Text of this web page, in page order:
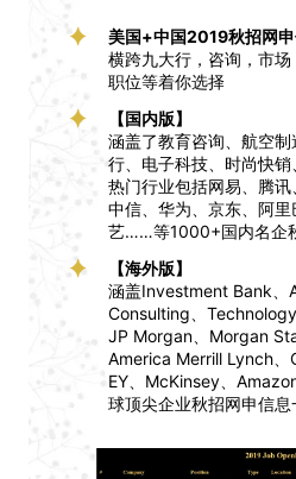
美国+中国2019秋招网
横跨九大行，咨询，市
职位等着你选择
【国内版】
涵盖了教育咨询、航空
行、电子科技、时尚快
热门行业包括网易、腾讯
中信、华为、京东、阿
艺……等1000+国内名企
【海外版】
涵盖Investment Bank、
Consulting、
JP Morgan、Morgan
America Merrill Lynch、
EY、McKinsey、
球顶尖企业秋招网申信息